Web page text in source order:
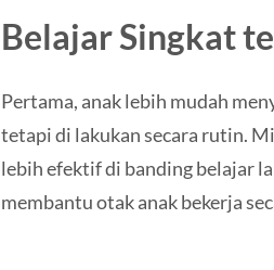
Belajar Singkat
Pertama, anak lebih mudah
tetapi di lakukan secara rutin.
lebih efektif di banding belajar
membantu otak anak bekerja